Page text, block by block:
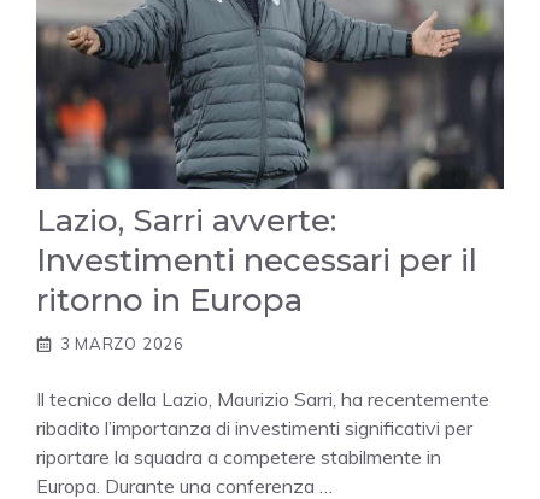
Lazio, Sarri avverte:
Investimenti necessari per il
ritorno in Europa
3 MARZO 2026
Il tecnico della Lazio, Maurizio Sarri, ha recentemente
ribadito l’importanza di investimenti significativi per
riportare la squadra a competere stabilmente in
Europa. Durante una conferenza …